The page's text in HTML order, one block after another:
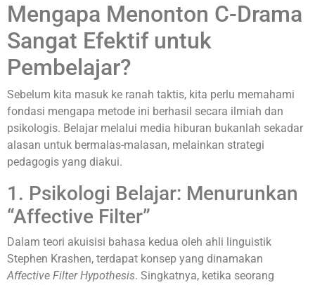
Mengapa Menonton C-Drama
Sangat Efektif untuk
Pembelajar?
Sebelum kita masuk ke ranah taktis, kita perlu memahami
fondasi mengapa metode ini berhasil secara ilmiah dan
psikologis. Belajar melalui media hiburan bukanlah sekadar
alasan untuk bermalas-malasan, melainkan strategi
pedagogis yang diakui.
1. Psikologi Belajar: Menurunkan
“Affective Filter”
Dalam teori akuisisi bahasa kedua oleh ahli linguistik
Stephen Krashen, terdapat konsep yang dinamakan
Affective Filter Hypothesis. Singkatnya, ketika seorang